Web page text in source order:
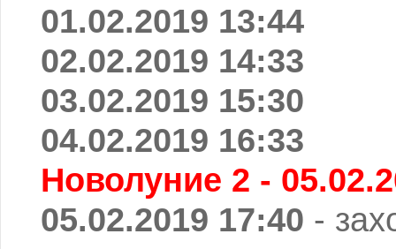
01.02.2019 13:44
02.02.2019 14:33
03.02.2019 15:30
04.02.2019 16:33
Новолуние 2 -
05.02.2019 17:40 -